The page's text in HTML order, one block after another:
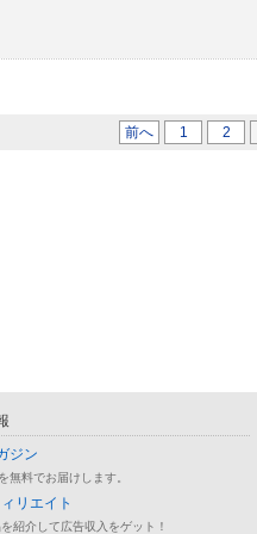
前へ 1 2
ジン
無料でお届けします。
リエイト
紹介して広告収入をゲット！